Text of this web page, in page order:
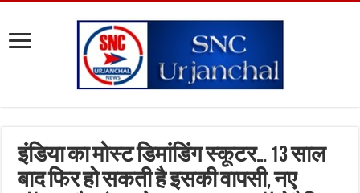
इंडिया का मोस्ट डिमांडिंग स्कूटर… 13 साल
बाद फिर हो सकती है इसकी वापसी, नए